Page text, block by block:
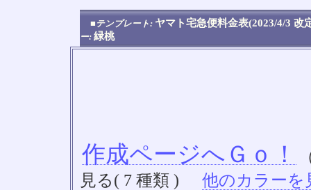
■テンプレート: ヤマト宅急便料金表(2023/4/3
ー: 緑桃
作成ページへＧｏ！
見る( 7 種類 )
他のカラーを